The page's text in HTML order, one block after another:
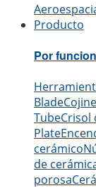
Producto
Por
Blade
TubeCrisol
Plate
cerámico
de
porosa